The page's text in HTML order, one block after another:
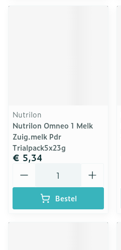
Nutrilon
Nutrilon Omneo 1 Melk
Zuig.melk Pdr
Trialpack5x23g
€ 5,34
Bestel